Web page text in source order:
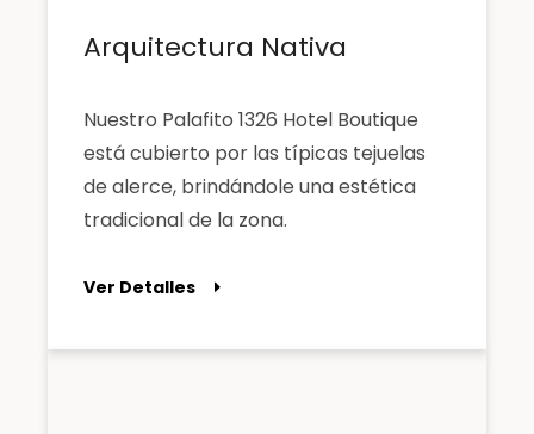
Arquitectura Nativa
Nuestro Palafito 1326 Hotel Boutique
está cubierto por las típicas tejuelas
de alerce, brindándole una estética
tradicional de la zona.
Ver Detalles